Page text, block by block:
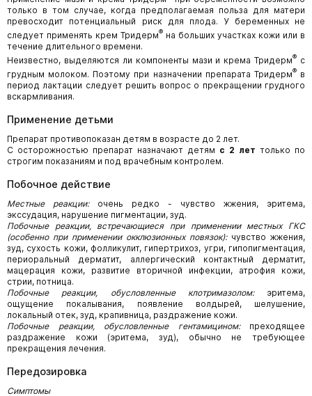
только в том случае, когда предполагаемая польза для матери
превосходит потенциальный риск для плода. У беременных не
следует применять крем Тридерм® на больших участках кожи или в
течение длительного времени.
Неизвестно, выделяются ли компоненты мази и крема Тридерм® с
грудным молоком. Поэтому при назначении препарата Тридерм®в
период лактации следует решить вопрос о прекращении грудного
вскармливания.
Применение детьми
Препарат противопоказан детям в возрасте до 2 лет.
С осторожностью препарат назначают детям с 2 лет только по
строгим показаниям и под врачебным контролем.
Побочное действие
Местные реакции: очень редко - чувство жжения, эритема,
экссудация, нарушение пигментации, зуд.
Побочные реакции, встречающиеся при применении местных ГКС
(особенно при применении окклюзионных повязок):чувство жжения,
зуд, сухость кожи, фолликулит, гипертрихоз, угри, гипопигментация,
периоральный дерматит, аллергический контактный дерматит,
мацерация кожи, развитие вторичной инфекции, атрофия кожи,
стрии, потница.
Побочные реакции, обусловленные клотримазолом:эритема,
ощущение покалывания, появление волдырей, шелушение,
локальный отек, зуд, крапивница, раздражение кожи.
Побочные реакции, обусловленные гентамицином:преходящее
раздражение кожи (эритема, зуд), обычно не требующее
прекращения лечения.
Передозировка
Симптомы